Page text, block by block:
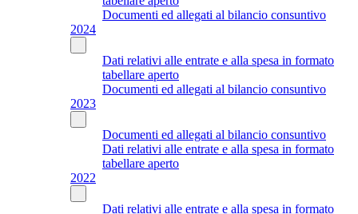
Documenti ed allegati al bilancio consuntivo
2024
Dati relativi alle entrate e alla spesa in formato
tabellare aperto
Documenti ed allegati al bilancio consuntivo
2023
Documenti ed allegati al bilancio consuntivo
Dati relativi alle entrate e alla spesa in formato
tabellare aperto
2022
Dati relativi alle entrate e alla spesa in formato